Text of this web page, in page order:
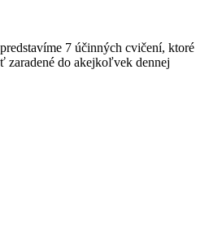
7 účinných cvičení, ktoré
zaradené do akejkoľvek dennej